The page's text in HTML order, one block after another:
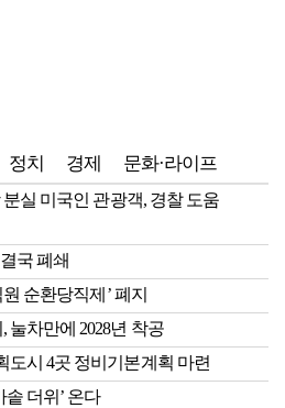
정치 경제 문화·라이프
분실 미국인 관광객, 경찰 도움
국 폐쇄
순환당직제’ 폐지
눌차만에 2028년 착공
도시 4곳 정비기본계획 마련
솥 더위’ 온다